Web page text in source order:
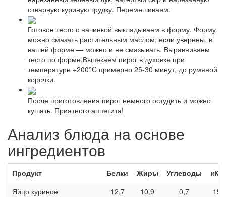
отварную куриную грудку. Перемешиваем.
Готовое тесто с начинкой выкладываем в форму. Форму
можно смазать растительным маслом, если уверены, в
вашей форме — можно и не смазывать. Выравниваем
тесто по форме.Выпекаем пирог в духовке при
температуре +200°C примерно 25-30 минут, до румяной
корочки.
После приготовления пирог немного остудить и можно
кушать. Приятного аппетита!
Анализ блюда на основе
ингредиентов
Продукт Белки Жиры Углеводы
Яйцо куриное
12,7 10,9 0,7
157